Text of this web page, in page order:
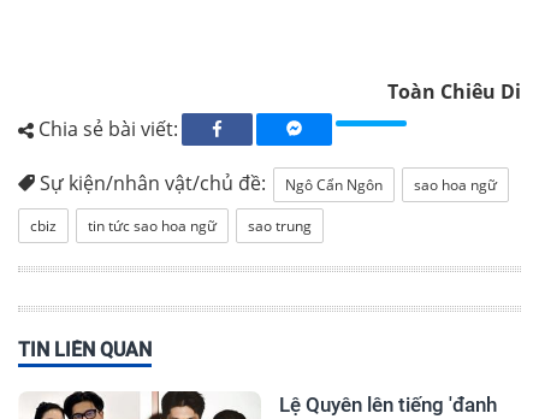
Toàn Chiêu Di
Chia sẻ bài viết:
Sự kiện/nhân vật/chủ đề: Ngô Cẩn Ngôn
sao hoa ngữ
cbiz
tin tức sao hoa ngữ sao trung
TIN LIÊN QUAN
Lệ Quyên lên tiếng 'đanh